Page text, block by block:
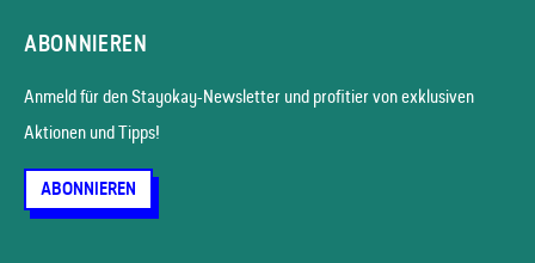
ABONNIEREN
Anmeld für den Stayokay-News­letter und profitier von exklusiven
Aktionen und Tipps!
ABONNIEREN